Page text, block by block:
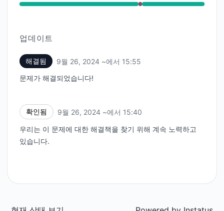
심각한 장애 ~에서 3:40 PM ~ 3:55 PM
업데이트
해결됨 9월 26, 2024 ~에서 15:55
문제가 해결되었습니다!
확인됨 9월 26, 2024 ~에서 15:40
우리는 이 문제에 대한 해결책을 찾기 위해 계속 노력하고
있습니다.